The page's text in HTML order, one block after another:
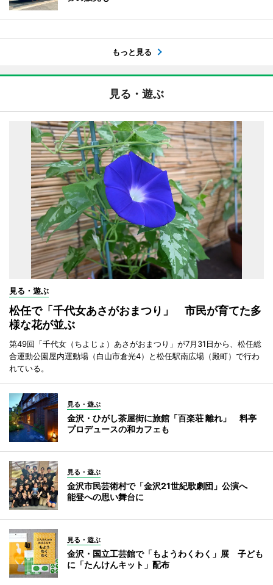
もっと見る
見る・遊ぶ
見る・遊ぶ
松任で「千代女あさがおまつり」 市民が育てた多
様な花が並ぶ
第49回「千代女（ちよじょ）あさがおまつり」が7月31日から、松任総
合運動公園屋内運動場（白山市倉光4）と松任駅南広場（殿町）で行わ
れている。
見る・遊ぶ
金沢・ひがし茶屋街に旅館「百楽荘 離れ」 料亭
プロデュースの和カフェも
見る・遊ぶ
金沢市民芸術村で「金沢21世紀歌劇団」公演へ
能登への思い舞台に
見る・遊ぶ
金沢・国立工芸館で「もようわくわく」展 子ども
に「たんけんキット」配布